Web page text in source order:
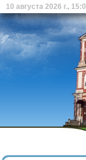
10 августа 2026 г.,